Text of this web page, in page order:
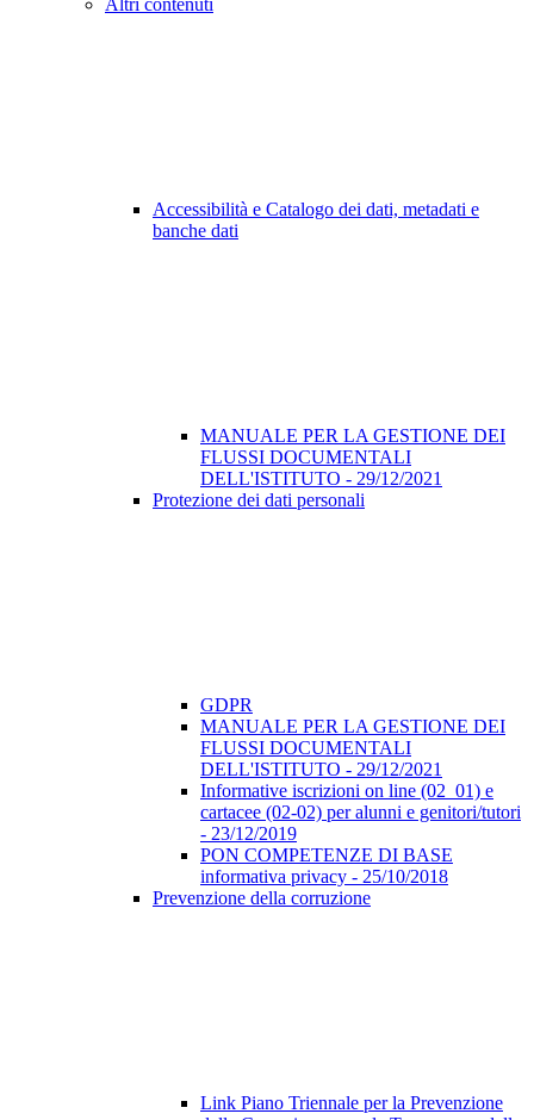
Altri contenuti
Accessibilità e Catalogo dei dati, metadati e
banche dati
MANUALE PER LA GESTIONE DEI
FLUSSI DOCUMENTALI
DELL'ISTITUTO - 29/12/2021
Protezione dei dati personali
GDPR
MANUALE PER LA GESTIONE DEI
FLUSSI DOCUMENTALI
DELL'ISTITUTO - 29/12/2021
Informative iscrizioni on line (02_01) e
cartacee (02-02) per alunni e genitori/tutori
- 23/12/2019
PON COMPETENZE DI BASE
informativa privacy - 25/10/2018
Prevenzione della corruzione
Link Piano Triennale per la Prevenzione